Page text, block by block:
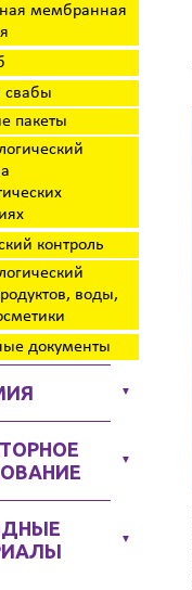
мембранная
свабы
пакеты
контроль
воды,
документы
▼
▼
▼